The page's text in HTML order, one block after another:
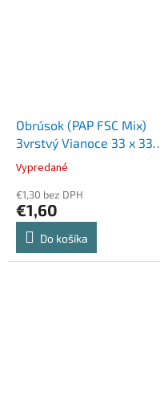
Obrúsok (PAP FSC Mix)
3vrstvý Vianoce 33 x 33
cm [20 ks]
Vypredané
€1,30 bez DPH
€1,60
Do košíka